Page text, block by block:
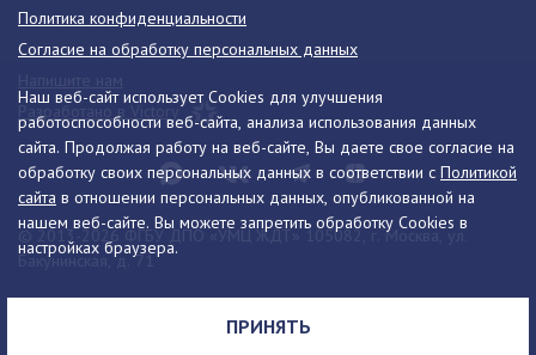
Наш веб-сайт использует Cookies для улучшения
работоспособности веб-сайта, анализа использования данных
сайта. Продолжая работу на веб-сайте, Вы даете свое согласие на
обработку своих персональных данных в соответствии с Политикой
сайта в отношении персональных данных, опубликованной на
нашем веб-сайте. Вы можете запретить обработку Cookies в
настройках браузера.
ПРИНЯТЬ
© 2013-2026 ФГБУ ДПО «УМЦ ЖДТ» 105082, г. Москва, ул.
Бакунинская, д. 71
Телефон:8 (495) 739-00-30 info@umczdt.ru
схема проезда
Политика конфиденциальности
Согласие на обработку персональных данных
Разработано в Victory